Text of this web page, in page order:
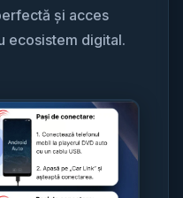
și acces
ecosistem digital.